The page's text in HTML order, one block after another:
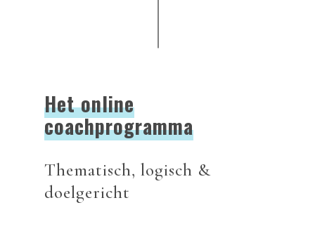
Het online
coachprogramma
Thematisch, logisch &
doelgericht